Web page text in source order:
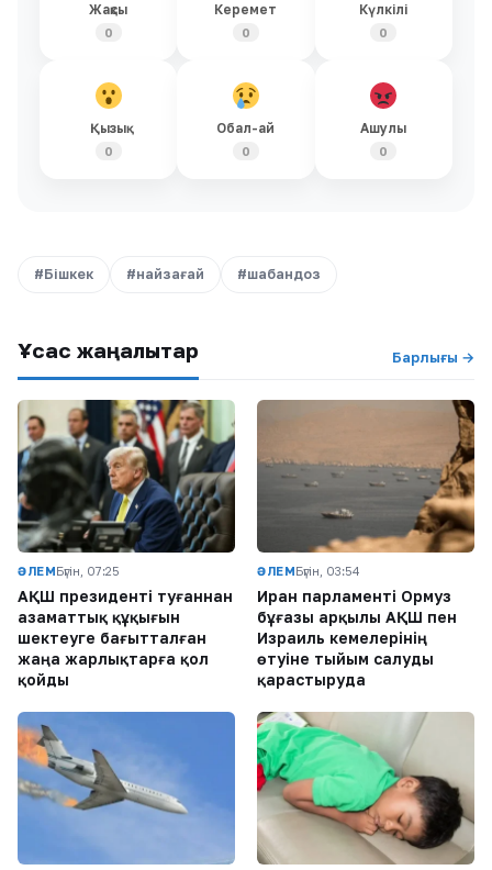
Жақсы
0
Керемет
0
Күлкілі
0
Қызық
0
Обал-ай
0
Ашулы
0
#Бішкек #найзағай #шабандоз
Ұқсас жаңалықтар Барлығы →
ӘЛЕМБүгін, 07:25
АҚШ президенті туғаннан
азаматтық құқығын
шектеуге бағытталған
жаңа жарлықтарға қол
қойды
ӘЛЕМБүгін, 03:54
Иран парламенті Ормуз
бұғазы арқылы АҚШ пен
Израиль кемелерінің
өтуіне тыйым салуды
қарастыруда